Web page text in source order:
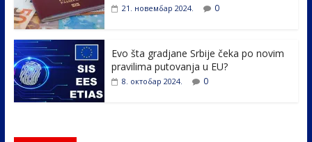
21. новембар 2024. 0
Evo šta gradjane Srbije čeka po novim
pravilima putovanja u EU?
8. октобар 2024. 0